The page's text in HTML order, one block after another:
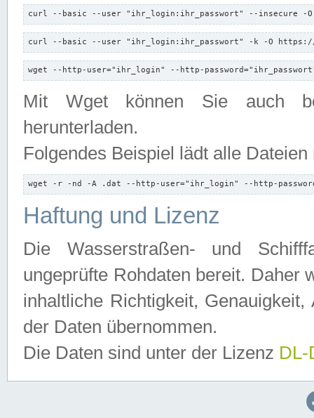
curl --basic --user "ihr_login:ihr_passwort" --insecure -
curl --basic --user "ihr_login:ihr_passwort" -k -O https://
wget --http-user="ihr_login" --http-
Mit Wget können Sie auch
herunterladen.
Folgendes Beispiel lädt alle
wget -r -nd -A .dat --http-user="ihr_login" --http-
Haftung und Lizenz
Die Wasserstraßen- und
ungeprüfte Rohdaten bereit. Daher
inhaltliche Richtigkeit,
der Daten übernommen.
Die Daten sind unter der Lizenz